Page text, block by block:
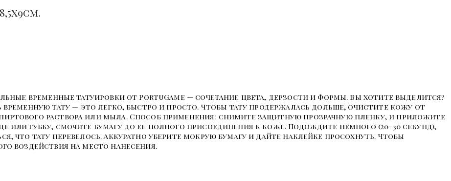
временные татуировки от PortuGame — сочетание цвета, дерзости и формы. Вы хотите выделится?
тату — это легко, быстро и просто. Чтобы тату продержалась дольше, очистите кожу от
раствора или мыла. Способ применения: снимите защитную прозрачную пленку, и приложите
или губку, смочите бумагу до ее полного присоединения к коже. Подождите немного (20-30 секунд),
что тату перевелось. Аккуратно уберите мокрую бумагу и дайте наклейке просохнуть. Чтобы
воздействия на место нанесения.